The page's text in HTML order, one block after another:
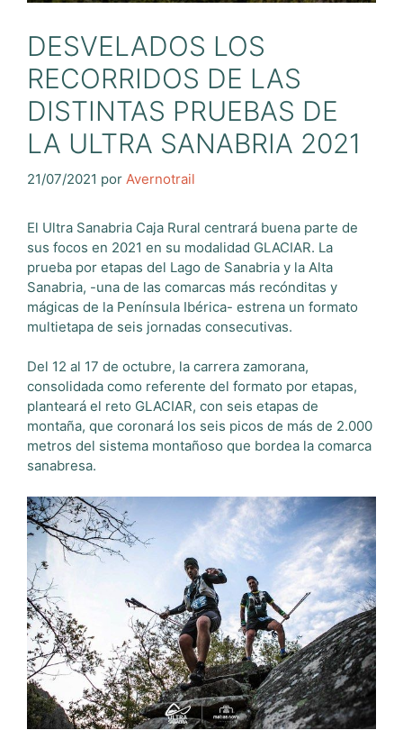
DESVELADOS LOS
RECORRIDOS DE LAS
DISTINTAS PRUEBAS DE
LA ULTRA SANABRIA 2021
21/07/2021 por Avernotrail
El Ultra Sanabria Caja Rural centrará buena parte de
sus focos en 2021 en su modalidad GLACIAR. La
prueba por etapas del Lago de Sanabria y la Alta
Sanabria, -una de las comarcas más recónditas y
mágicas de la Península Ibérica- estrena un formato
multietapa de seis jornadas consecutivas.
Del 12 al 17 de octubre, la carrera zamorana,
consolidada como referente del formato por etapas,
planteará el reto GLACIAR, con seis etapas de
montaña, que coronará los seis picos de más de 2.000
metros del sistema montañoso que bordea la comarca
sanabresa.